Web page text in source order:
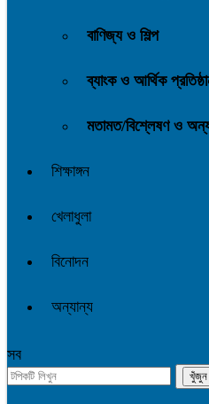
বাণিজ্য ও শিল্প
ব্যাংক ও আর্থিক
মতামত/বিশ্লেষণ ও
শিক্ষাঙ্গন
খেলাধুলা
বিনোদন
অন্যান্য
সব